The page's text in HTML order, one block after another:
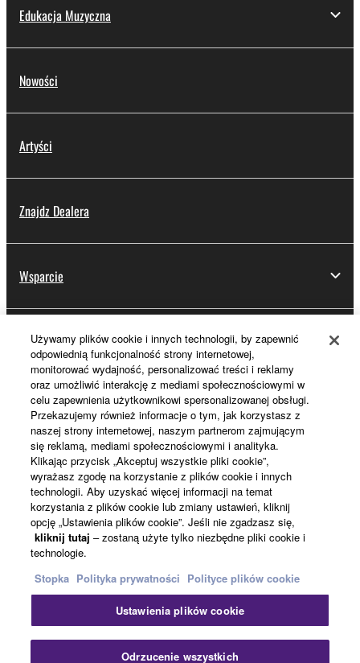
Edukacja Muzyczna
Nowości
Artyści
Znajdz Dealera
Wsparcie
Rejestracja Yamaha Music ID
Informacje o Yamaha
Polska - Polish
Biznes
Warunki korzystaniaPolityka prywatności
Używamy plików cookie i innych technologii, by zapewnić
odpowiednią funkcjonalność strony internetowej,
monitorować wydajność, personalizować treści i reklamy
oraz umożliwić interakcję z mediami społecznościowymi w
celu zapewnienia użytkownikowi spersonalizowanej obsługi.
Przekazujemy również informacje o tym, jak korzystasz z
naszej strony internetowej, naszym partnerom zajmującym
się reklamą, mediami społecznościowymi i analityka.
Klikając przycisk „Akceptuj wszystkie pliki cookie”,
wyrażasz zgodę na korzystanie z plików cookie i innych
technologii. Aby uzyskać więcej informacji na temat
korzystania z plików cookie lub zmiany ustawień, kliknij
opcję „Ustawienia plików cookie”. Jeśli nie zgadzasz się,
kliknij tutaj – zostaną użyte tylko niezbędne pliki cookie i
technologie.
Stopka Polityka prywatności Polityce plików cookie
Ustawienia plików cookie
Odrzucenie wszystkich